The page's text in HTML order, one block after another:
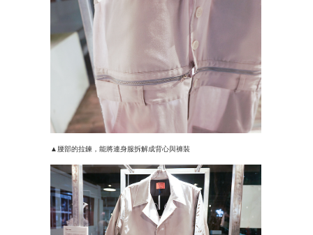
▲腰部的拉鍊，能將連身服拆解成背心與褲裝